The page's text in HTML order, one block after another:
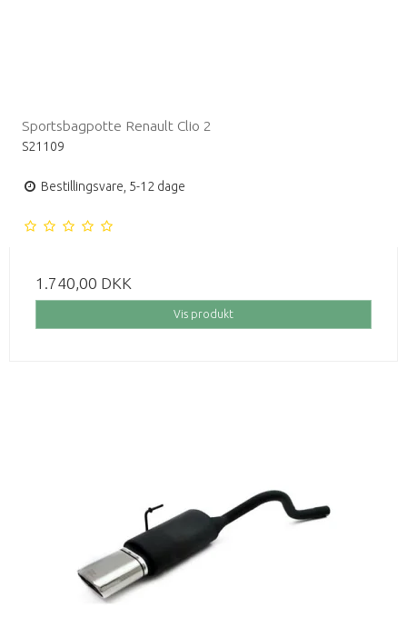
Sportsbagpotte Renault Clio 2
S21109
Bestillingsvare, 5-12 dage
1.740,00 DKK
Vis produkt